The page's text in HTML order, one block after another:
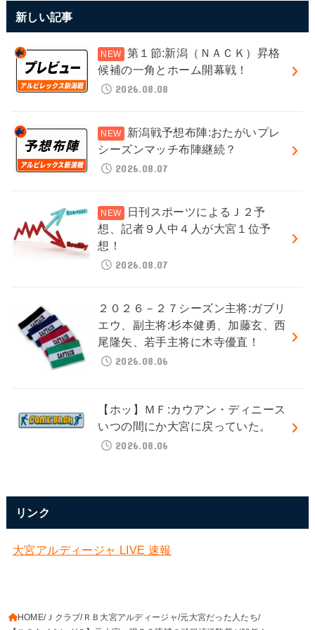
新しい記事
第１節:新潟（ＮＡＣＫ）昇格
候補の一角とホーム開幕戦！
2026.08.08
新潟戦予想布陣:おたがいプレ
シーズンマッチ布陣継続？
2026.08.07
日刊スポーツによるＪ２予
想、記者９人中４人が大宮１位予
想！
2026.08.07
２０２６－２７シーズン主将:ガブリ
エウ、副主将:杉本健勇、加藤玄、西
尾隆矢、若手主将に木寺優直！
2026.08.06
【ホッ】ＭＦ:カウアン・ディニース
いつの間にか大宮に戻っていた。
2026.08.06
リンク
大宮アルディージャ LIVE 速報
HOME Ｊクラブ ＲＢ大宮アルディージャ 元大宮だった人たち